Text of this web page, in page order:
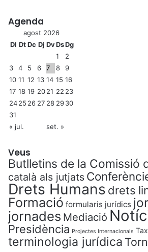
Agenda
agost 2026
Dl DtDc Dj DvDsDg
1
2
3
4 5 6 7 8
9
10 11 12 13 14 15 16
17 18 19 2021 22 23
2425 26 27 28 2930
31
« jul.
set. »
Veus
Butlletins de la Comissió
català als jutjats
Drets Humans drets
Formació formularis jurídics
jornades Mediació
Presidència Projectes Internacionals
terminologia jurídica